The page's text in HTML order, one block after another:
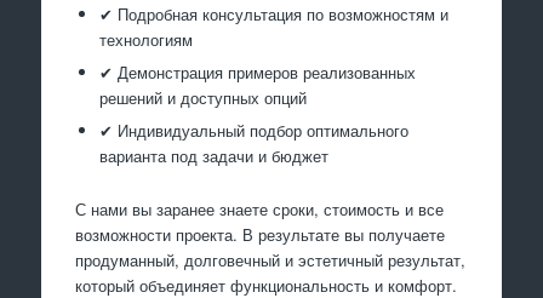
✔ Подробная консультация по возможностям и
технологиям
✔ Демонстрация примеров реализованных
решений и доступных опций
✔ Индивидуальный подбор оптимального
варианта под задачи и бюджет
С нами вы заранее знаете сроки, стоимость и все
возможности проекта. В результате вы получаете
продуманный, долговечный и эстетичный результат,
который объединяет функциональность и комфорт.